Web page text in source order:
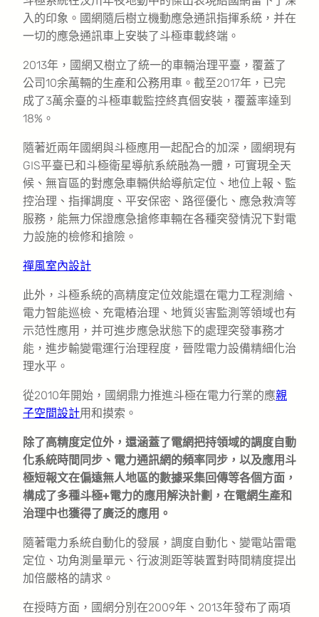
入的印象。國網隨后樹立機動應急通訊指揮系統，并在
一切的應急通訊車上安裝了斗極車載終端。
2013年，國網又樹立了統一的車輛治理平臺，覆蓋了
公司10余萬輛的生產和公務用車。截至2017年，已完
成了3萬余臺的斗極車載監控終真個安裝，覆蓋率達到
18%。
隨著近兩年國網與斗極應用一起配合的加深，國網現有
GIS平臺已和斗極衛星導航系統融為一體，可實現全天
候、無盲區的對應急車輛供給導航定位、地位上報、監
控治理、指揮調度、平安保密、路徑優化、應急救濟等
服務，能無力保證應急搶修車輛在各種突發情況下對電
力設施的檢修和搶險。
禪風室內設計
此外，斗極系統的高精度定位效能還在電力工程測繪、
電力智能巡檢、充電樁治理、地質災害監測等領域也有
示范性應用，并可進步應急狀態下的處理突發事務才
能，進步輸變電運行治理程度，晉陞電力設備精細化治
理水平。
從2010年開始，國網鼎力推進斗極在電力行業的應親
子空間設計用和摸索。
除了高精度定位外，還涵蓋了電網把持領域的調度自動
化系統時間同步、電力通訊網的頻率同步，以及應用斗
極短報文在偏遠無人地區的數據采集回傳等各個方面，
構成了多種斗極+電力的應用解決計劃，在電網生產和
治理中也獲得了廣泛的應用。
隨著電力系統自動化的發展，調度自動化、變電站雷電
定位、功角測量單元、行波測距等裝置對時間精度提出
加倍嚴格的請求。
在授時方面，國網分別在2009年、2013年發布了兩項